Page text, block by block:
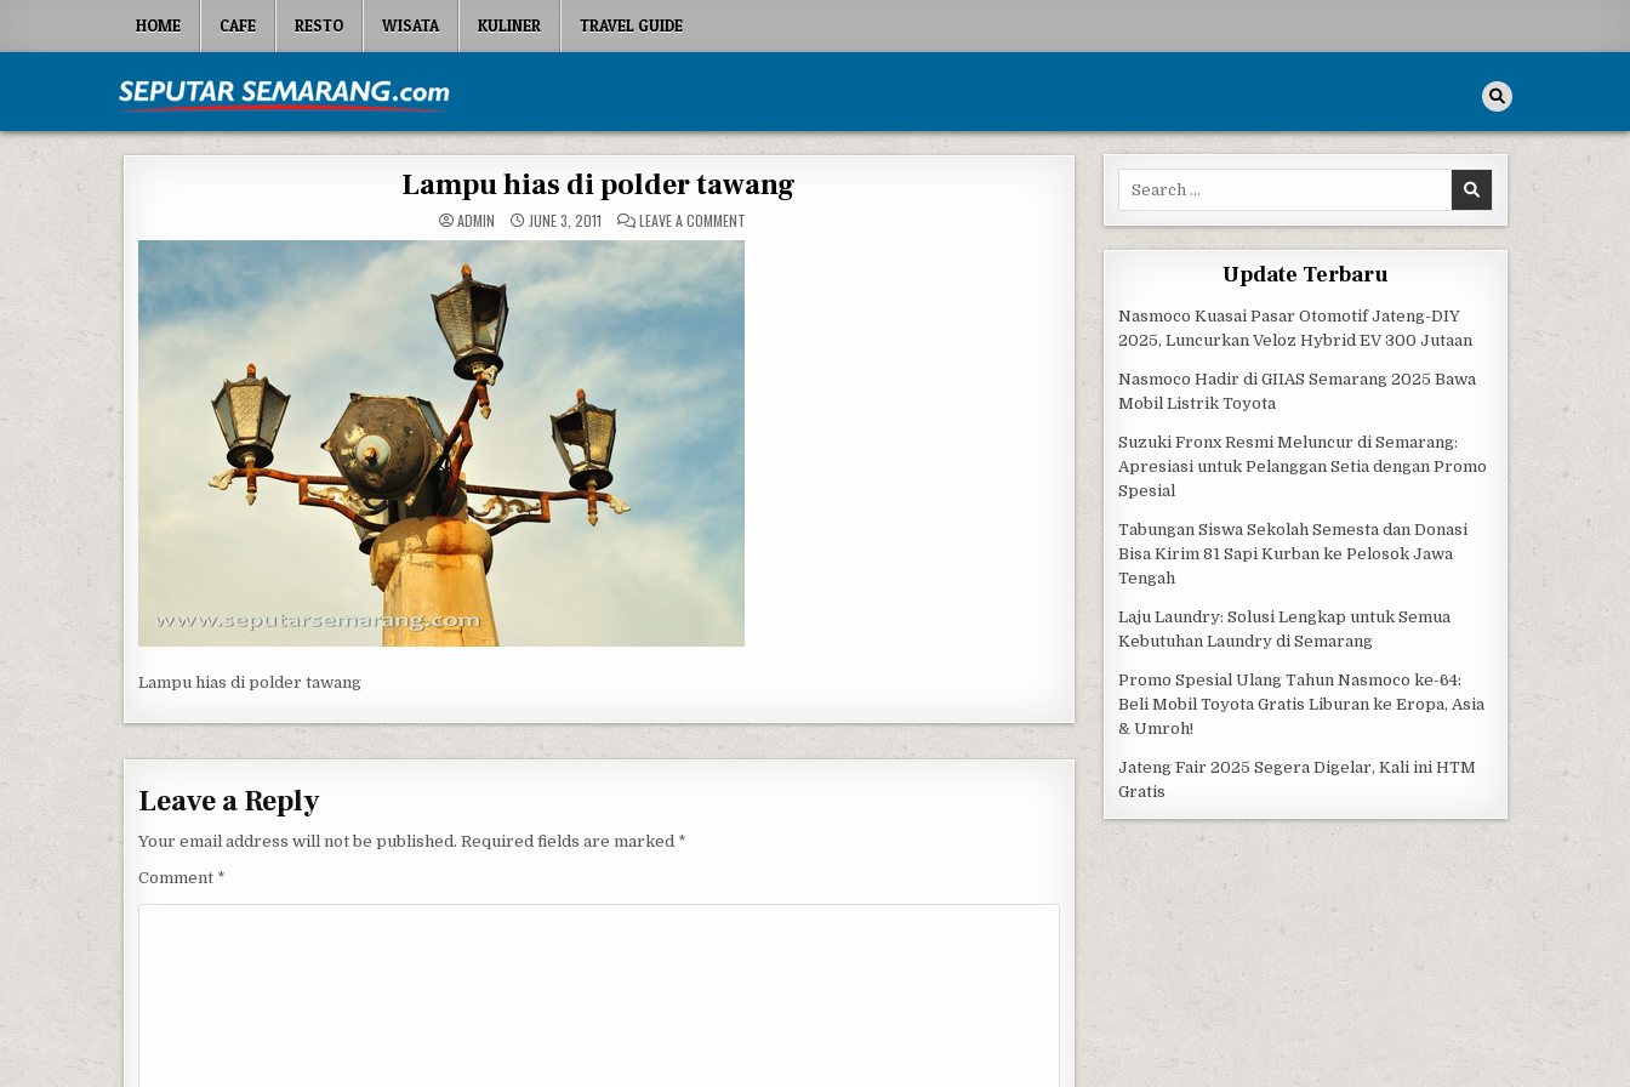
HOME CAFE RESTO WISATA KULINER TRAVEL GUIDE
Seputar Semarang
Lampu hias di polder tawang
ADMIN JUNE 3, 2011 LEAVE A COMMENT
Lampu hias di polder tawang
Leave a Reply
Your email address will not be published. Required fields are marked *
Comment *
Search for:
Update Terbaru
Nasmoco Kuasai Pasar Otomotif Jateng-DIY
2025, Luncurkan Veloz Hybrid EV 300 Jutaan
Nasmoco Hadir di GIIAS Semarang 2025 Bawa
Mobil Listrik Toyota
Suzuki Fronx Resmi Meluncur di Semarang:
Apresiasi untuk Pelanggan Setia dengan Promo
Spesial
Tabungan Siswa Sekolah Semesta dan Donasi
Bisa Kirim 81 Sapi Kurban ke Pelosok Jawa
Tengah
Laju Laundry: Solusi Lengkap untuk Semua
Kebutuhan Laundry di Semarang
Promo Spesial Ulang Tahun Nasmoco ke-64:
Beli Mobil Toyota Gratis Liburan ke Eropa, Asia
& Umroh!
Jateng Fair 2025 Segera Digelar, Kali ini HTM
Gratis